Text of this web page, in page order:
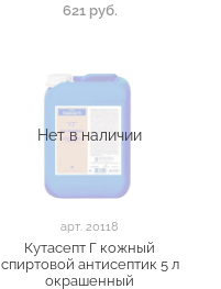
621 руб.
Нет в наличии
арт. 20118
Кутасепт Г кожный
спиртовой антисептик 5 л
окрашенный